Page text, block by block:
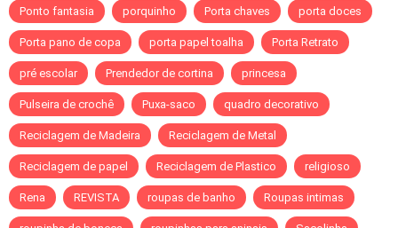
Ponto fantasia porquinho Porta chaves porta doces
Porta pano de copa porta papel toalha Porta Retrato
pré escolar Prendedor de cortina princesa
Pulseira de crochê Puxa-saco quadro decorativo
Reciclagem de Madeira Reciclagem de Metal
Reciclagem de papel Reciclagem de Plastico religioso
Rena REVISTA roupas de banho Roupas intimas